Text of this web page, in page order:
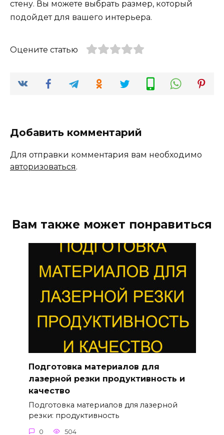
стену. Вы можете выбрать размер, который
подойдет для вашего интерьера.
Оцените статью
Добавить комментарий
Для отправки комментария вам необходимо
авторизоваться.
Вам также может понравиться
Подготовка материалов для
лазерной резки продуктивность и
качество
Подготовка материалов для лазерной
резки: продуктивность
0 504